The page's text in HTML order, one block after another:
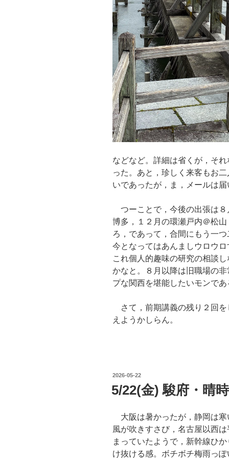
などなど。詳細は省くが，そ
った。あと，珍しく来客もお
いであったが，ま，メールは
つーことで，今後の出張は８
博多，１２月の環瀬戸内＠松
ろ，であって，合間にもう一
今となってはあんましウロウ
これ個人的趣味の研究の相談
かなと。８月以降は旧職場の
プな関西を堪能したいモンであ
さて，前期講義の残り２回を
えようかしらん。
POSTED
2026-05-22
5/22(金) 駿府・晴
大阪は暑かったが，静岡は寒
風が吹きすさび，名古屋以西
まっていたようで，新幹線ひ
け抜ける感。ボチボチ梅雨っ